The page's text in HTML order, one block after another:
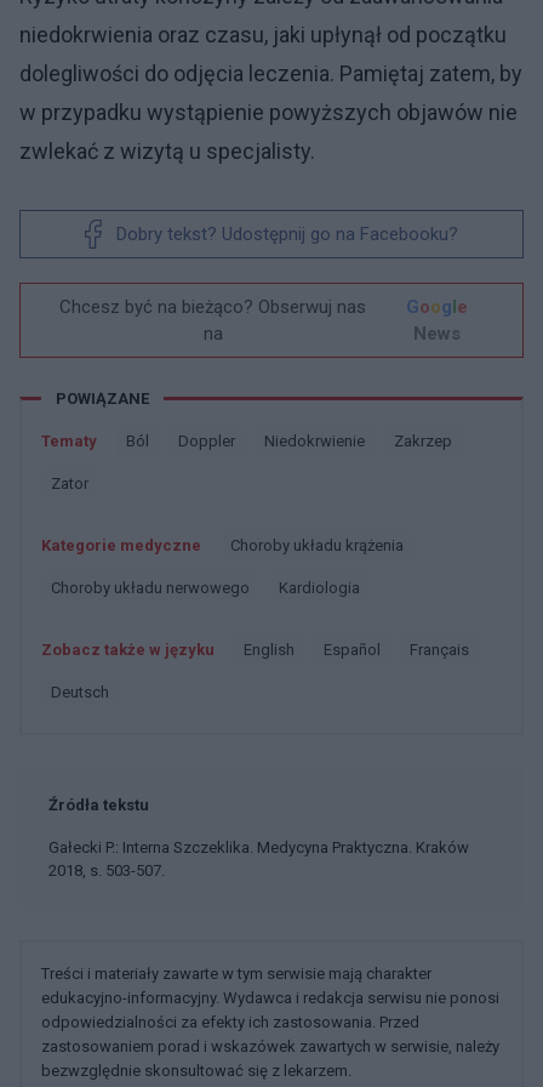
niedokrwienia oraz czasu, jaki upłynął od początku
dolegliwości do odjęcia leczenia. Pamiętaj zatem, by
w przypadku wystąpienie powyższych objawów nie
zwlekać z wizytą u specjalisty.
Dobry tekst? Udostępnij go na Facebooku?
Chcesz być na bieżąco? Obserwuj nas
na
Google
News
POWIĄZANE
Tematy Ból Doppler Niedokrwienie Zakrzep
Zator
Kategorie medyczne Choroby układu krążenia
Choroby układu nerwowego Kardiologia
Zobacz także w języku english español français
deutsch
Źródła tekstu
Gałecki P.: Interna Szczeklika. Medycyna Praktyczna. Kraków
2018, s. 503-507.
Treści i materiały zawarte w tym serwisie mają charakter
edukacyjno-informacyjny. Wydawca i redakcja serwisu nie ponosi
odpowiedzialności za efekty ich zastosowania. Przed
zastosowaniem porad i wskazówek zawartych w serwisie, należy
bezwzględnie skonsultować się z lekarzem.